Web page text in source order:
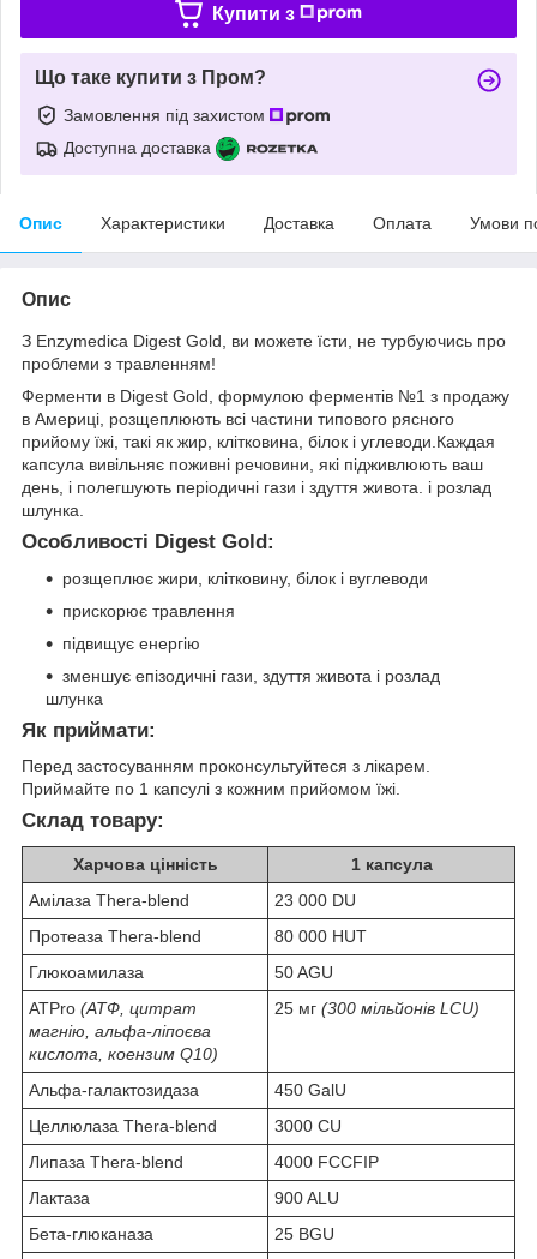
Купити з
Що таке купити з Пром?
Замовлення під захистом
Доступна доставка
Опис Характеристики Доставка Оплата Умови
Опис
З Enzymedica Digest Gold, ви можете їсти, не турбуючись про
проблеми з травленням!
Ферменти в Digest Gold, формулою ферментів №1 з продажу
в Америці, розщеплюють всі частини типового рясного
прийому їжі, такі як жир, клітковина, білок і углеводи.Каждая
капсула вивільняє поживні речовини, які підживлюють ваш
день, і полегшують періодичні гази і здуття живота. і розлад
шлунка.
Особливості Digest Gold:
розщеплює жири, клітковину, білок і вуглеводи
прискорює травлення
підвищує енергію
зменшує епізодичні гази, здуття живота і розлад
шлунка
Як приймати:
Перед застосуванням проконсультуйтеся з лікарем.
Приймайте по 1 капсулі з кожним прийомом їжі.
Склад товару:
Харчова цінність
1 капсула
Амілаза Thera-blend
23 000 DU
Протеаза Thera-blend
80 000 HUT
Глюкоамилаза
50 AGU
ATPro (АТФ, цитрат
магнію, альфа-ліпоєва
кислота, коензим Q10)
25 мг (300 мільйонів LCU)
Альфа-галактозидаза
450 GalU
Целлюлаза Thera-blend
3000 CU
Липаза Thera-blend
4000 FCCFIP
Лактаза
900 ALU
Бета-глюканаза
25 BGU